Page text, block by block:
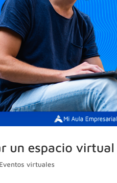
un espacio
Eventos virtuales